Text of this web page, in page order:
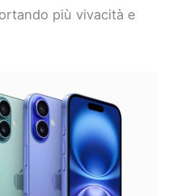
più vivacità e